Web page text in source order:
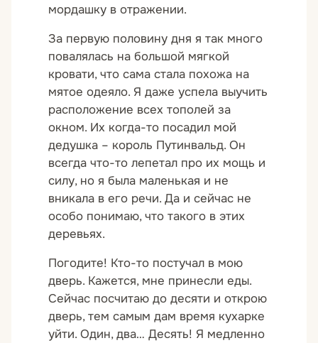
мордашку в отражении.
За первую половину дня я так много
повалялась на большой мягкой
кровати, что сама стала похожа на
мятое одеяло. Я даже успела выучить
расположение всех тополей за
окном. Их когда-то посадил мой
дедушка – король Путинвальд. Он
всегда что-то лепетал про их мощь и
силу, но я была маленькая и не
вникала в его речи. Да и сейчас не
особо понимаю, что такого в этих
деревьях.
Погодите! Кто-то постучал в мою
дверь. Кажется, мне принесли еды.
Сейчас посчитаю до десяти и открою
дверь, тем самым дам время кухарке
уйти. Один, два… Десять! Я медленно